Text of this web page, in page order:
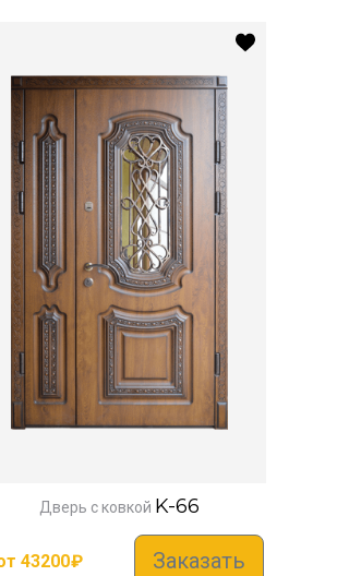
Дверь с ковкой K-66
43200₽ Заказать